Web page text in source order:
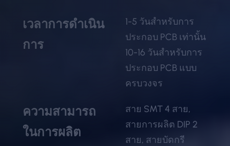
เวลาการดำเนิน
การ
1-5 วันสำหรับการ
ประกอบ PCB เท่านั้น
10-16 วันสำหรับการ
ประกอบ PCB แบบ
ครบวงจร
ความสามารถ
ในการผลิต
สาย SMT 4 สาย,
สายการผลิต DIP 2
สาย, สายบัดกรี